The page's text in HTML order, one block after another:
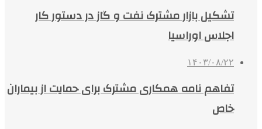
تشکیل بازار مشترک نفت و گاز در دستور کار
اجلاس اوراسیا
۱۴۰۳/۰۸/۲۲
تفاهم نامه همکاری مشترک برای حمایت از بیماران
خاص